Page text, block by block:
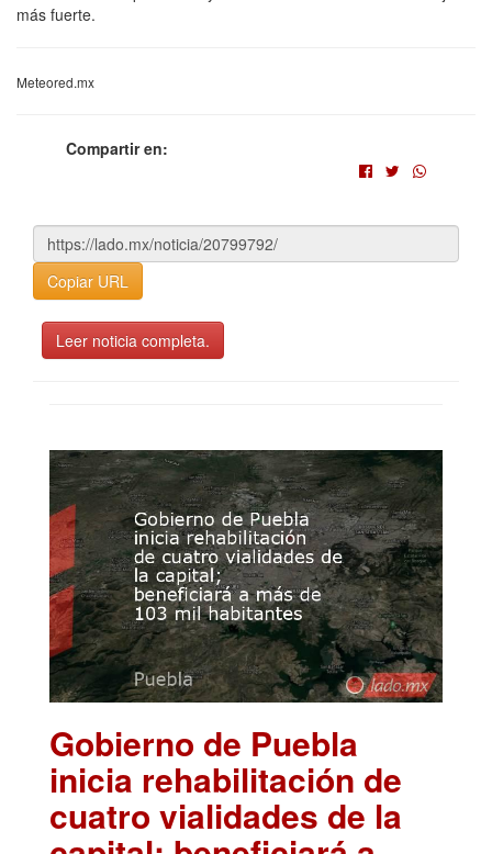
más fuerte.
Meteored.mx
Compartir en:
Copiar URL
Leer noticia completa.
Gobierno de Puebla
inicia rehabilitación de
cuatro vialidades de la